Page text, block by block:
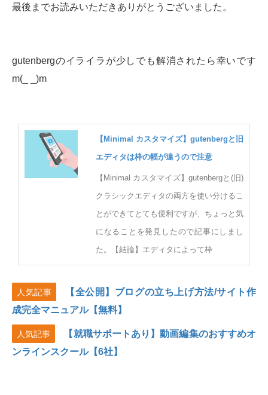
最後までお読みいただきありがとうございました。
gutenbergのイライラが少しでも解消されたら幸いです
m(_ _)m
【Minimal カスタマイズ】gutenbergと旧
エディタは枠の幅が違うので注意
【Minimal カスタマイズ】gutenbergと(旧)
クラシックエディタの両方を使い分けるこ
とができてとても便利ですが、ちょっと気
になることを発見したので記事にしまし
た。【結論】エディタによって枠
人気記事
【全公開】ブログの立ち上げ方法/サイト作
成完全マニュアル【無料】
人気記事
【就職サポートあり】動画編集のおすすめオ
ンラインスクール【6社】